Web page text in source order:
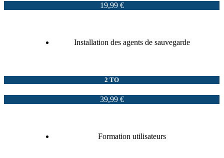
19,99 €
Installation des agents de sauvegarde
2 TO
39,99 €
Formation utilisateurs